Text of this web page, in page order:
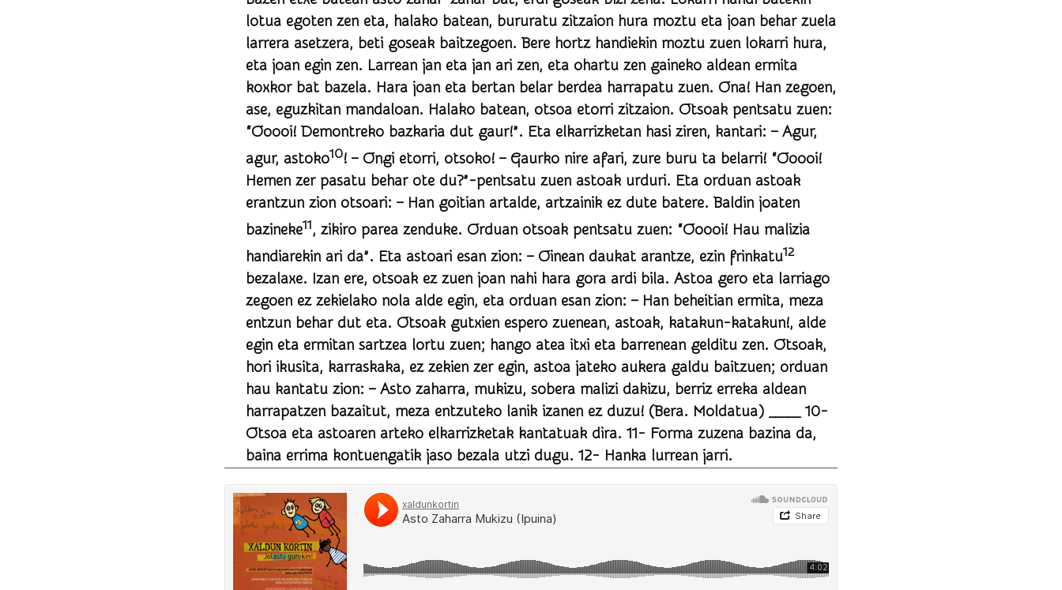
lotua egoten zen eta, halako batean, bururatu zitzaion hura moztu eta joan behar zuela
larrera asetzera, beti goseak baitzegoen. Bere hortz handiekin moztu zuen lokarri hura,
eta joan egin zen. Larrean jan eta jan ari zen, eta ohartu zen gaineko aldean ermita
koxkor bat bazela. Hara joan eta bertan belar berdea harrapatu zuen. Ona! Han zegoen,
ase, eguzkitan mandaloan. Halako batean, otsoa etorri zitzaion. Otsoak pentsatu zuen:
“Ooooi! Demontreko bazkaria dut gaur!”. Eta elkarrizketan hasi ziren, kantari: – Agur,
agur, astoko10! – Ongi etorri, otsoko! – Gaurko nire afari, zure buru ta belarri! “Ooooi!
Hemen zer pasatu behar ote du?”-pentsatu zuen astoak urduri. Eta orduan astoak
erantzun zion otsoari: – Han goitian artalde, artzainik ez dute batere. Baldin joaten
bazineke11, zikiro parea zenduke. Orduan otsoak pentsatu zuen: “Ooooi! Hau malizia
handiarekin ari da”. Eta astoari esan zion: – Oinean daukat arantze, ezin frinkatu12
bezalaxe. Izan ere, otsoak ez zuen joan nahi hara gora ardi bila. Astoa gero eta larriago
zegoen ez zekielako nola alde egin, eta orduan esan zion: – Han beheitian ermita, meza
entzun behar dut eta. Otsoak gutxien espero zuenean, astoak, katakun-katakun!, alde
egin eta ermitan sartzea lortu zuen; hango atea itxi eta barrenean gelditu zen. Otsoak,
hori ikusita, karraskaka, ez zekien zer egin, astoa jateko aukera galdu baitzuen; orduan
hau kantatu zion: – Asto zaharra, mukizu, sobera malizi dakizu, berriz erreka aldean
harrapatzen bazaitut, meza entzuteko lanik izanen ez duzu! (Bera. Moldatua) _____ 10-
Otsoa eta astoaren arteko elkarrizketak kantatuak dira. 11- Forma zuzena bazina da,
baina errima kontuengatik jaso bezala utzi dugu. 12- Hanka lurrean jarri.